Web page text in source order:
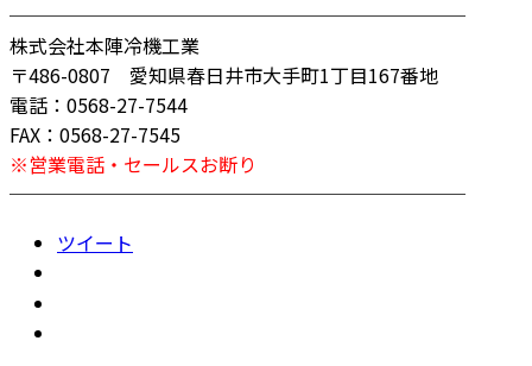
────────────────────────
株式会社本陣冷機工業
〒486-0807 愛知県春日井市大手町1丁目167番地
電話：0568-27-7544
FAX：0568-27-7545
※営業電話・セールスお断り
────────────────────────
ツイート